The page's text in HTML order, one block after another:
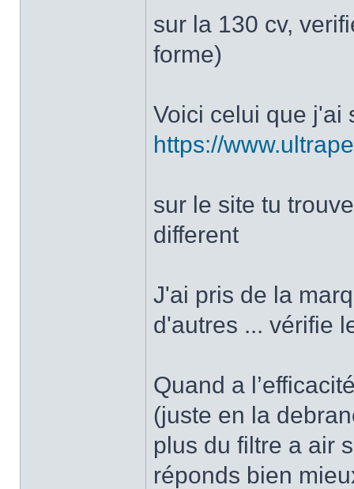
sur la 130 cv,
forme)
Voici celui que j'ai
https://
sur le site tu
different
J'ai pris de la
d'autres ... vérifie
Quand a
(juste en la
plus du filtre a air
réponds bien